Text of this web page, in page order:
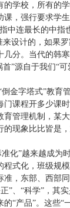
学校，所有的
，强行要求学
中连最长的中
来设计的，如果
几分。当代的韩
”源自于我们“可
金字塔式”教育
门课程开多少课
育管理机制，某
现象比比皆是
化”越来越成为
程式化，班级规
，东部、西部
”、“科学”，
“产品”。这些“